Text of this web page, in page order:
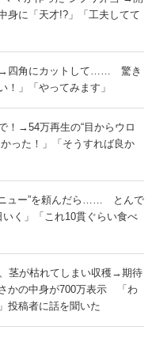
に「天才!?」「工夫してて
→四角にカットして…… 驚き
！」「やってみます」
！→54万再生の“目からウロ
った！」「そうすれば良か
ニュー”を頼んだら…… とんで
く」「これ10貫ぐらい食べ
茎が枯れてしまい収穫→期待
の中身が700万表示 「わ
投稿者に話を聞いた